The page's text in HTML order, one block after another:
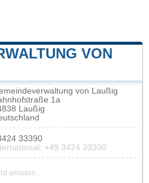
VON
von Laußig
1a
Laußig
33390
+49 3424 33390
geladen...